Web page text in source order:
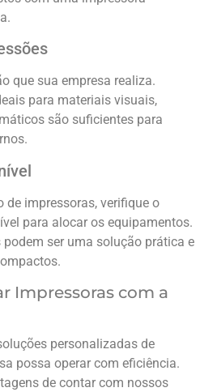
que sua empresa realiza.
para materiais visuais,
são suficientes para
de impressoras, verifique o
para alocar os equipamentos.
ser uma solução prática e
Impressoras com a
personalizadas de
possa operar com eficiência.
de contar com nossos